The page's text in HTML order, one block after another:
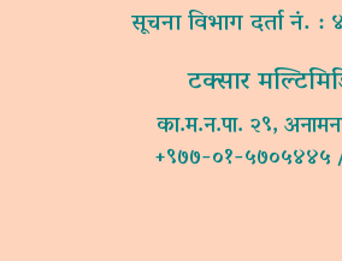
सूचना विभाग दर्ता नं.
टक्सार
का.म.न.पा. २९,
+९७७-०१-५७०५४४५